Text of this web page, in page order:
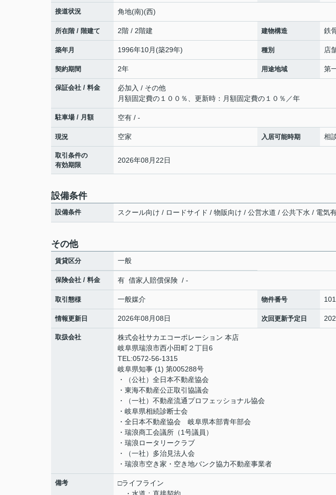
接道状況 角地(南)(西)
所在階 / 階建て 2階 / 2階建 建物構造 鉄
築年月 1996年10月(築29年) 種別 店
契約期間 2年 用途地域 第
保証会社 / 料金
必加入 / その他
月額固定費の１００％、更新時：月額固定費の１０％／年
駐車場 / 月額 空有 / -
現況 空家 入居可能時期 相
取引条件の
有効期限
2026年08月22日
設備条件
設備条件 スクール向け / ロードサイド / 物販向け / 公営水道 / 公共下水 / 電気
その他
賃貸区分 一般
保険会社 / 料金 有 借家人賠償保険 / -
取引態様 一般媒介 物件番号
情報更新日 2026年08月08日 次回更新予定日
取扱会社
株式会社サカエコーポレーション 本店
岐阜県瑞浪市西小田町２丁目6
TEL:0572-56-1315
岐阜県知事 (1) 第005288号
・（公社）全日本不動産協会
・東海不動産公正取引協議会
・（一社）不動産流通プロフェッショナル協会
・岐阜県相続診断士会
・全日本不動産協会 岐阜県本部青年部会
・瑞浪商工会議所（1号議員）
・瑞浪ロータリークラブ
・（一社）多治見法人会
・瑞浪市空き家・空き地バンク協力不動産事業者
備考
□ライフライン
・水道：直接契約